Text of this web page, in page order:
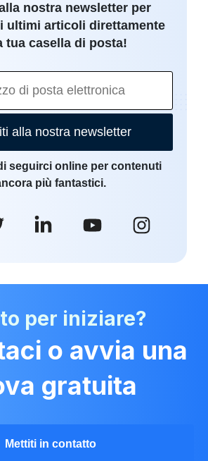
nostra newsletter per
ultimi articoli direttamente
tua casella di posta!
alla nostra newsletter
seguirci online per contenuti
più fantastici.
per iniziare?
o avvia una
gratuita
Mettiti in contatto